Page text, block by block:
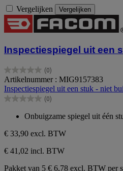
Vergelijken Vergelijken
Inspectiespiegel uit een
(0)
0.0
van
de
5
Artikelnummer : MIG9157383
Inspectiespiegel uit een stuk - niet
(0)
0.0
5
sterren.
Onbuigzame spiegel uit één
€ 33,90 excl. BTW
€ 41,02 incl. BTW
Pakket van 5 € 6,78 excl. BTW per